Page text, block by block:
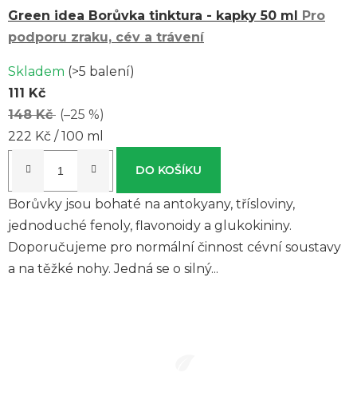
Green idea Borůvka tinktura - kapky 50 ml Pro
podporu zraku, cév a trávení
Skladem (>5 balení)
111 Kč
148 Kč (–25 %)
Měrná
222 Kč / 100 ml
DO KOŠÍKU
Borůvky jsou bohaté na antokyany, třísloviny,
jednoduché fenoly, flavonoidy a glukokininy.
Doporučujeme pro normální činnost cévní soustavy
a na těžké nohy. Jedná se o silný...